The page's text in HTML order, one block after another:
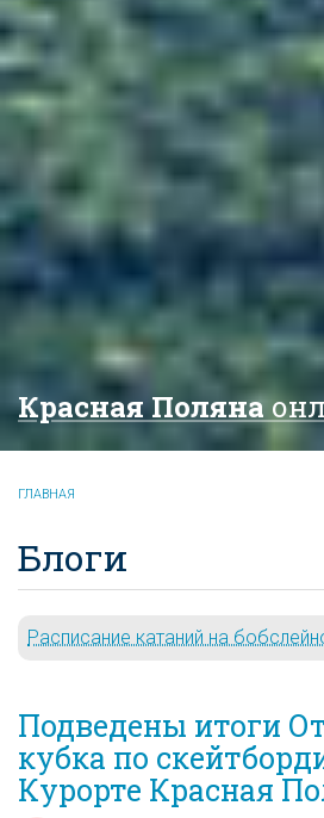
Красная Поляна
ГЛАВНАЯ
Блоги
Расписание катаний на
Подведены итоги
кубка по
Курорте Красная